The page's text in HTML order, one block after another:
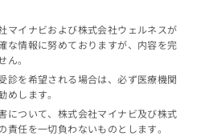
マイナビおよび株式会社ウェルネスが
な情報に努めておりますが、内容を完
。
診を希望される場合は、必ず医療機関
します。
について、株式会社マイナビ及び株式
任を一切負わないものとします。